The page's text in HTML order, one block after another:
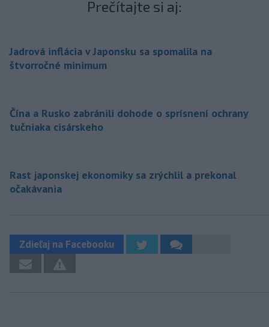
Prečítajte si aj:
Jadrová inflácia v Japonsku sa spomalila na
štvorročné minimum
Čína a Rusko zabránili dohode o sprísnení ochrany
tučniaka cisárskeho
Rast japonskej ekonomiky sa zrýchlil a prekonal
očakávania
Zdieľaj na Facebooku